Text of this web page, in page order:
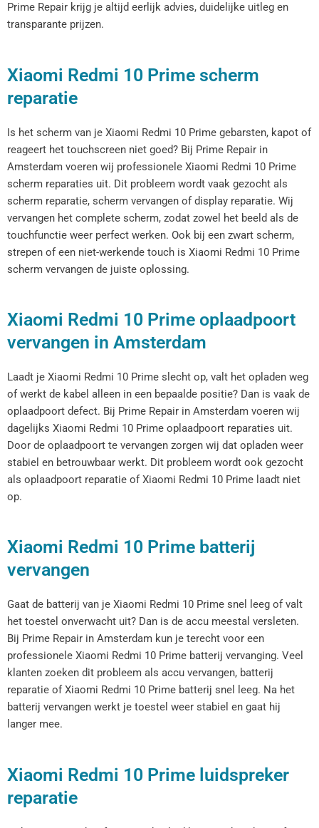
Prime Repair krijg je altijd eerlijk advies, duidelijke uitleg en
transparante prijzen.
Xiaomi Redmi 10 Prime scherm
reparatie
Is het scherm van je Xiaomi Redmi 10 Prime gebarsten, kapot of
reageert het touchscreen niet goed? Bij Prime Repair in
Amsterdam voeren wij professionele Xiaomi Redmi 10 Prime
scherm reparaties uit. Dit probleem wordt vaak gezocht als
scherm reparatie, scherm vervangen of display reparatie. Wij
vervangen het complete scherm, zodat zowel het beeld als de
touchfunctie weer perfect werken. Ook bij een zwart scherm,
strepen of een niet-werkende touch is Xiaomi Redmi 10 Prime
scherm vervangen de juiste oplossing.
Xiaomi Redmi 10 Prime oplaadpoort
vervangen in Amsterdam
Laadt je Xiaomi Redmi 10 Prime slecht op, valt het opladen weg
of werkt de kabel alleen in een bepaalde positie? Dan is vaak de
oplaadpoort defect. Bij Prime Repair in Amsterdam voeren wij
dagelijks Xiaomi Redmi 10 Prime oplaadpoort reparaties uit.
Door de oplaadpoort te vervangen zorgen wij dat opladen weer
stabiel en betrouwbaar werkt. Dit probleem wordt ook gezocht
als oplaadpoort reparatie of Xiaomi Redmi 10 Prime laadt niet
op.
Xiaomi Redmi 10 Prime batterij
vervangen
Gaat de batterij van je Xiaomi Redmi 10 Prime snel leeg of valt
het toestel onverwacht uit? Dan is de accu meestal versleten.
Bij Prime Repair in Amsterdam kun je terecht voor een
professionele Xiaomi Redmi 10 Prime batterij vervanging. Veel
klanten zoeken dit probleem als accu vervangen, batterij
reparatie of Xiaomi Redmi 10 Prime batterij snel leeg. Na het
batterij vervangen werkt je toestel weer stabiel en gaat hij
langer mee.
Xiaomi Redmi 10 Prime luidspreker
reparatie